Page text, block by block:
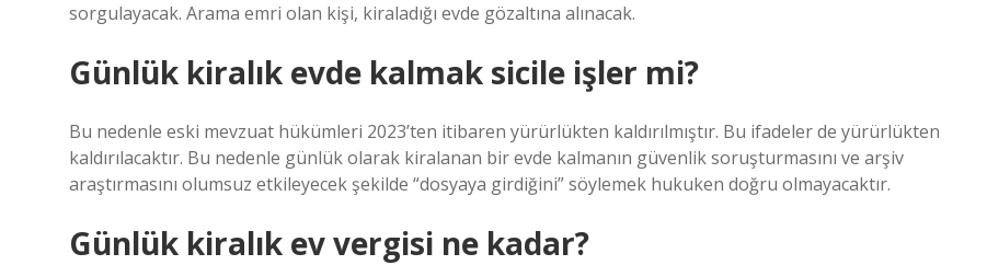
sorgulayacak. Arama emri olan kişi, kiraladığı evde gözaltına alınacak.
Günlük kiralık evde kalmak sicile işler mi?
Bu nedenle eski mevzuat hükümleri 2023’ten itibaren yürürlükten kaldırılmıştır. Bu ifadeler de yürürlükten
kaldırılacaktır. Bu nedenle günlük olarak kiralanan bir evde kalmanın güvenlik soruşturmasını ve arşiv
araştırmasını olumsuz etkileyecek şekilde “dosyaya girdiğini” söylemek hukuken doğru olmayacaktır.
Günlük kiralık ev vergisi ne kadar?